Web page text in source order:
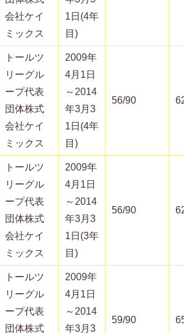
会社ケイ
ミックス
1日(4年
目)
トールツ
リーグル
ープ代表
団体株式
会社ケイ
ミックス
2009年
4月1日
～2014
年3月3
1日(4年
目)
56/90
トールツ
リーグル
ープ代表
団体株式
会社ケイ
ミックス
2009年
4月1日
～2014
年3月3
1日(3年
目)
56/90
トールツ
リーグル
ープ代表
団体株式
2009年
4月1日
～2014
年3月3
59/90